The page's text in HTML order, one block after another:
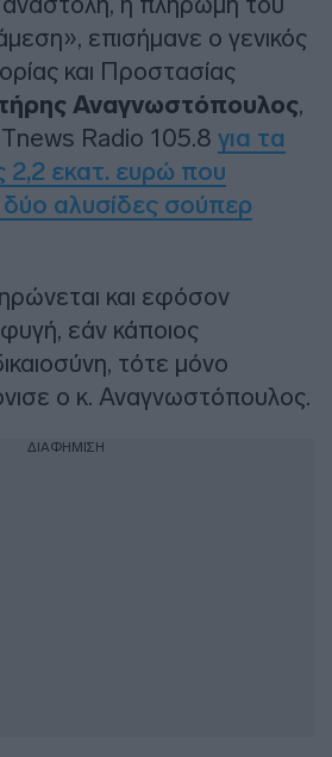
επισήμανε ο γενικός
και Προστασίας
Αναγνωστόπουλος,
Radio 105.8 για τα
2,2 εκατ. ευρώ που
αλυσίδες σούπερ
και εφόσον
εάν κάποιος
τότε μόνο
ο κ. Αναγνωστόπουλος.
ΔΙΑΦΗΜΙΣΗ